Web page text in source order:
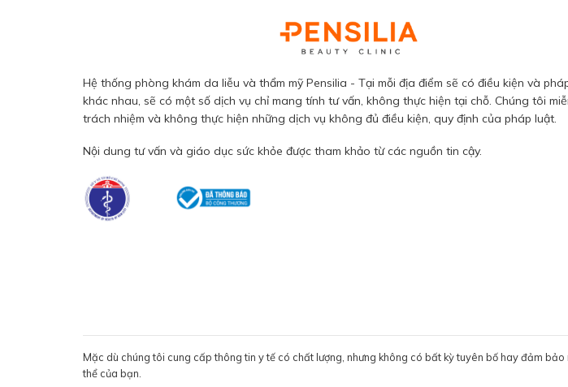
Hệ thống phòng khám da liễu và thẩm mỹ Pensilia - Tại mỗi địa điểm sẽ có điều kiện và
khác nhau, sẽ có một số dịch vụ chỉ mang tính tư vấn, không thực hiện tại chỗ. Chúng tôi
trách nhiệm và không thực hiện những dịch vụ không đủ điều kiện, quy định của pháp luật.
Nội dung tư vấn và giáo dục sức khỏe được tham khảo từ các nguồn tin cậy.
Mặc dù chúng tôi cung cấp thông tin y tế có chất lượng, nhưng không có bất kỳ tuyên bố hay đảm
thể của bạn.